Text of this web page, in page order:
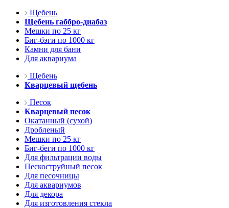
Щебень
Щебень габбро-диабаз
Мешки по 25 кг
Биг-бэги по 1000 кг
Камни для бани
Для аквариума
Щебень
Кварцевый щебень
Песок
Кварцевый песок
Окатанный (сухой)
Дробленый
Мешки по 25 кг
Биг-беги по 1000 кг
Для фильтрации воды
Пескоструйный песок
Для песочницы
Для аквариумов
Для декора
Для изготовления стекла